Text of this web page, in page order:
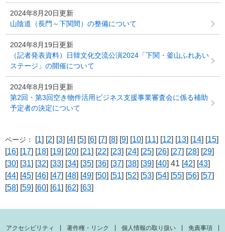
2024年8月20日更新
山陰道（長門～下関間）の整備について
2024年8月19日更新
（記者発表資料）日韓文化交流公演2024「下関・釜山ふれあい
ステージ」の開催について
2024年8月19日更新
第2回・第3回空き物件活用ビジネス支援事業審査会に係る補助
予定者の決定について
ページ： [1] [2] [3] [4] [5] [6] [7] [8] [9] [10] [11] [12] [13] [14] [15]
[16] [17] [18] [19] [20] [21] [22] [23] [24] [25] [26] [27] [28] [29]
[30] [31] [32] [33] [34] [35] [36] [37] [38] [39] [40] 41 [42] [43]
[44] [45] [46] [47] [48] [49] [50] [51] [52] [53] [54] [55] [56] [57]
[58] [59] [60] [61] [62] [63]
アクセシビリティ 著作権・リンク 個人情報の取り扱い 免責事項